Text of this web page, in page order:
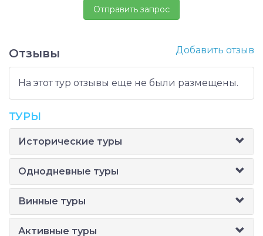
Отзывы Добавить отзыв
На этот тур отзывы еще не были размещены.
ТУРЫ
Исторические туры
Однодневные туры
Винные туры
Активные туры